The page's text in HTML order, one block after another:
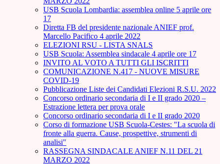
USB Scuola Lombardia: assemblea online 5 aprile ore
17
Diretta FB del presidente nazionale ANIEF prof.
Marcello Pacifico 4 aprile 2022
ELEZIONI RSU - LISTA SNALS
USB Scuola: Assemblea sindacale 4 aprile ore 17
INVITO AL VOTO A TUTTI GLI ISCRITTI
COMUNICAZIONE N.417 - NUOVE MISURE
COVID-19
Pubblicazione Liste dei Candidati Elezioni R.S.U. 2022
Concorso ordinario secondaria di I e II grado 2020 –
Estrazione lettera per prova orale
Concorso ordinario secondaria di I e II grado 2020
Corso di formazione USB Scuola-Cestes: "La scuola di
fronte alla guerra. Cause, prospettive, strumenti di
analisi"
RASSEGNA SINDACALE ANIEF N.11 DEL 21
MARZO 2022